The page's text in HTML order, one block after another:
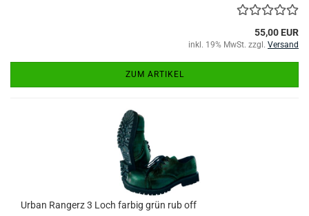
55,00 EUR
inkl. 19% MwSt. zzgl. Versand
ZUM ARTIKEL
Urban Rangerz 3 Loch farbig grün rub off